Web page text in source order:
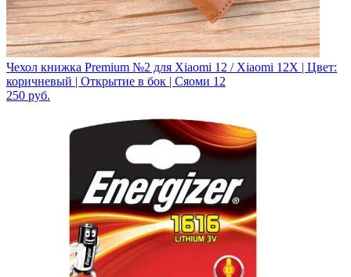
Чехол книжка Premium №2 для Xiaomi 12 / Xiaomi 12X | Цвет:
коричневый | Открытие в бок | Сяоми 12
250 руб.